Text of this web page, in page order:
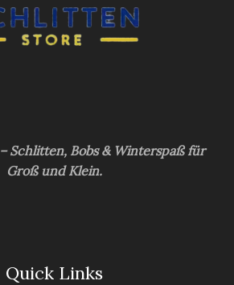
Schlitten, Bobs & Winterspaß für
Groß und Klein.
Quick Links